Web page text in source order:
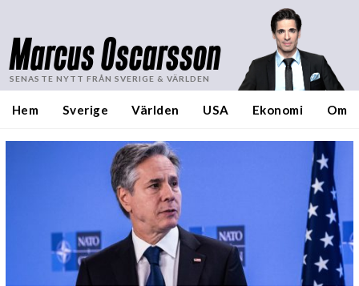
Marcus Oscarsson
SENASTE NYTT FRÅN SVERIGE & VÄRLDEN
Hem Sverige Världen USA Ekonomi Om